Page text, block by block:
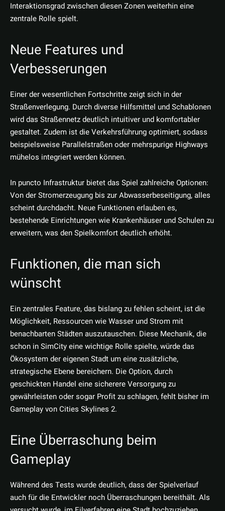
Interaktionsgrad zwischen diesen Zonen weiterhin eine
zentrale Rolle spielt.
Neue Features und
Verbesserungen
Einer der wesentlichen Fortschritte zeigt sich in der
Straßenverlegung. Durch diverse Hilfsmittel und Schablonen
wird das Straßennetz deutlich intuitiver und komfortabler
gestaltet. Zudem ist die Verkehrsführung optimiert, sodass
beispielsweise Parallelstraßen oder mehrspurige Highways
mühelos integriert werden können.
In puncto Infrastruktur bietet das Spiel zahlreiche Optionen:
Von der Stromerzeugung bis zur Abwasserbeseitigung, alles
scheint durchdacht. Neue Funktionen erlauben es,
bestehende Einrichtungen wie Krankenhäuser und Schulen zu
erweitern, was den Spielkomfort deutlich erhöht.
Funktionen, die man sich
wünscht
Ein zentrales Feature, das bislang zu fehlen scheint, ist die
Möglichkeit, Ressourcen wie Wasser und Strom mit
benachbarten Städten auszutauschen. Diese Mechanik, die
schon in SimCity eine wichtige Rolle spielte, würde das
Ökosystem der eigenen Stadt um eine zusätzliche,
strategische Ebene bereichern. Die Option, durch
geschickten Handel eine sicherere Versorgung zu
gewährleisten oder sogar Profit zu schlagen, fehlt bisher im
Gameplay von Cities Skylines 2.
Eine Überraschung beim
Gameplay
Während des Tests wurde deutlich, dass der Spielverlauf
auch für die Entwickler noch Überraschungen bereithält. Als